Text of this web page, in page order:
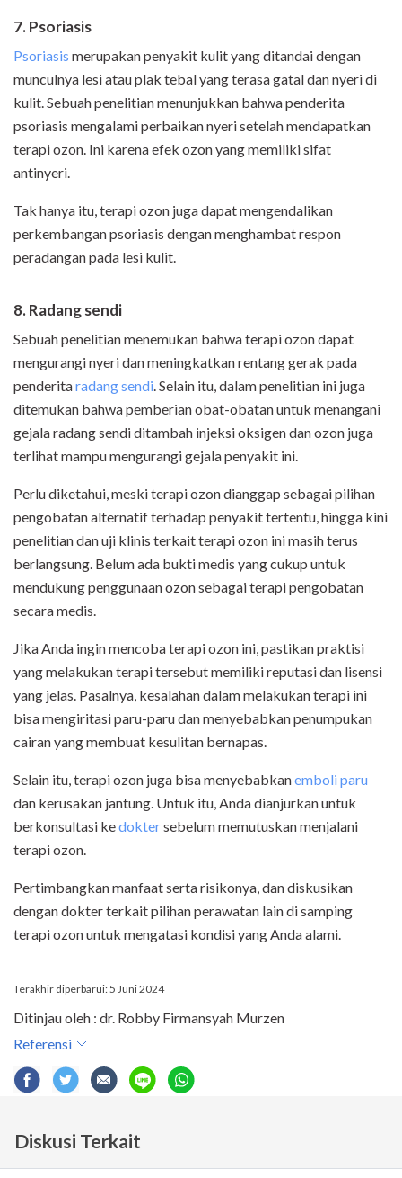
7. Psoriasis
Psoriasis merupakan penyakit kulit yang ditandai dengan
munculnya lesi atau plak tebal yang terasa gatal dan nyeri di
kulit. Sebuah penelitian menunjukkan bahwa penderita
psoriasis mengalami perbaikan nyeri setelah mendapatkan
terapi ozon. Ini karena efek ozon yang memiliki sifat
antinyeri.
Tak hanya itu, terapi ozon juga dapat mengendalikan
perkembangan psoriasis dengan menghambat respon
peradangan pada lesi kulit.
8. Radang sendi
Sebuah penelitian menemukan bahwa terapi ozon dapat
mengurangi nyeri dan meningkatkan rentang gerak pada
penderitaradang sendi. Selain itu, dalam penelitian ini juga
ditemukan bahwa pemberian obat-obatan untuk menangani
gejala radang sendi ditambah injeksi oksigen dan ozon juga
terlihat mampu mengurangi gejala penyakit ini.
Perlu diketahui, meski terapi ozon dianggap sebagai pilihan
pengobatan alternatif terhadap penyakit tertentu, hingga kini
penelitian dan uji klinis terkait terapi ozon ini masih terus
berlangsung. Belum ada bukti medis yang cukup untuk
mendukung penggunaan ozon sebagai terapi pengobatan
secara medis.
Jika Anda ingin mencoba terapi ozon ini, pastikan praktisi
yang melakukan terapi tersebut memiliki reputasi dan lisensi
yang jelas. Pasalnya, kesalahan dalam melakukan terapi ini
bisa mengiritasi paru-paru dan menyebabkan penumpukan
cairan yang membuat kesulitan bernapas.
Selain itu, terapi ozon juga bisa menyebabkanemboli paru
dan kerusakan jantung. Untuk itu, Anda dianjurkan untuk
berkonsultasi kedoktersebelum memutuskan menjalani
terapi ozon.
Pertimbangkan manfaat serta risikonya, dan diskusikan
dengan dokter terkait pilihan perawatan lain di samping
terapi ozon untuk mengatasi kondisi yang Anda alami.
Terakhir diperbarui: 5 Juni 2024